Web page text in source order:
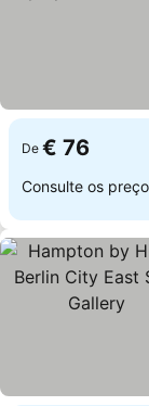
De € 76
Consulte os